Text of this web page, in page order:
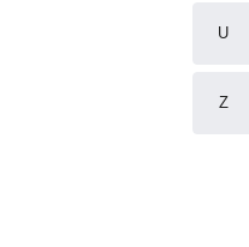
U
Z